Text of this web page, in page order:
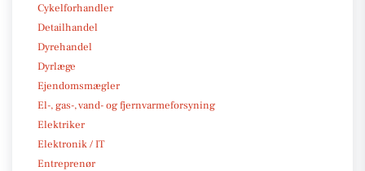
Cykelforhandler
Detailhandel
Dyrehandel
Dyrlæge
Ejendomsmægler
El-, gas-, vand- og fjernvarmeforsyning
Elektriker
Elektronik / IT
Entreprenør